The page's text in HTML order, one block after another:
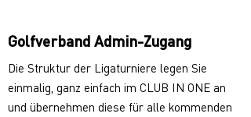
Golfverband Admin-Zugang
Die Struktur der Ligaturniere legen Sie
einmalig, ganz einfach im CLUB IN ONE an
und übernehmen diese für alle kommenden